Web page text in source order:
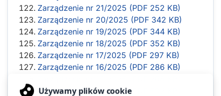
Zarządzenie nr 21/2025 (PDF 252 KB)
Zarządzenie nr 20/2025 (PDF 342 KB)
Zarządzenie nr 19/2025 (PDF 344 KB)
Zarządzenie nr 18/2025 (PDF 352 KB)
Zarządzenie nr 17/2025 (PDF 297 KB)
Zarządzenie nr 16/2025 (PDF 286 KB)
Zarządzenie nr 14/2025 (PDF 502 KB)